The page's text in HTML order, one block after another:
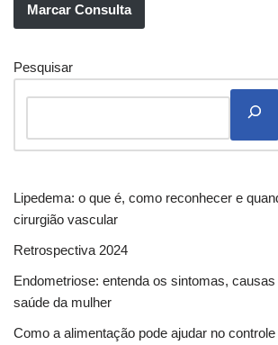
Marcar Consulta
Pesquisar
Lipedema: o que é, como reconhecer e
cirurgião vascular
Retrospectiva 2024
Endometriose: entenda os sintomas,
saúde da mulher
Como a alimentação pode ajudar no